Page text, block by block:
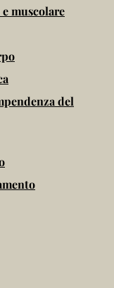
muscolare
del